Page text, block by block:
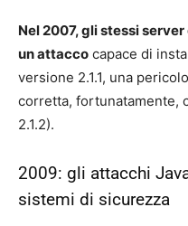
Nel 2007, gli stessi
un attacco capace di
versione 2.1.1, una
corretta, fortunatamente,
2.1.2).
2009: gli attacchi
sistemi di sicurezza